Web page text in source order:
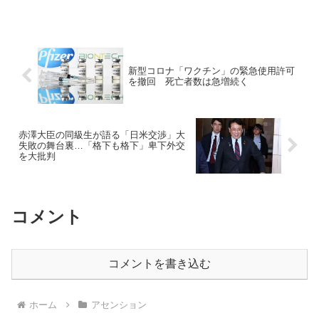
新型コロナ「ワクチン」の緊急使用許可
を撤回 死亡者数は急増続く
赤澤大臣の同級生が語る「日米交渉」大
失敗の舞台裏…「格下も格下」卑下外交
を大批判
コメント
コメントを書き込む
ホーム アセンション